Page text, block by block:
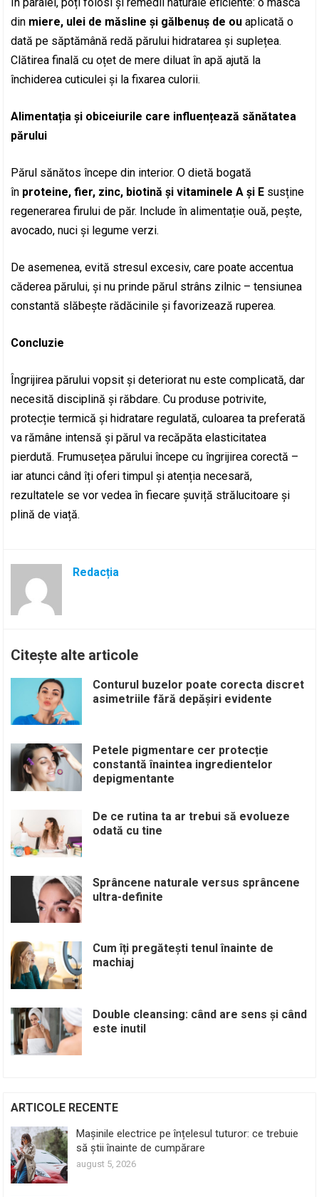
din miere, ulei de măsline și gălbenuș de ou aplicată o
dată pe săptămână redă părului hidratarea și suplețea.
Clătirea finală cu oțet de mere diluat în apă ajută la
închiderea cuticulei și la fixarea culorii.
Alimentația și obiceiurile care influențează sănătatea
părului
Părul sănătos începe din interior. O dietă bogată
în proteine, fier, zinc, biotină și vitaminele A și E susține
regenerarea firului de păr. Include în alimentație ouă, pește,
avocado, nuci și legume verzi.
De asemenea, evită stresul excesiv, care poate accentua
căderea părului, și nu prinde părul strâns zilnic – tensiunea
constantă slăbește rădăcinile și favorizează ruperea.
Concluzie
Îngrijirea părului vopsit și deteriorat nu este complicată, dar
necesită disciplină și răbdare. Cu produse potrivite,
protecție termică și hidratare regulată, culoarea ta preferată
va rămâne intensă și părul va recăpăta elasticitatea
pierdută. Frumusețea părului începe cu îngrijirea corectă –
iar atunci când îți oferi timpul și atenția necesară,
rezultatele se vor vedea în fiecare șuviță strălucitoare și
plină de viață.
Redacția
Citește alte articole
Conturul buzelor poate corecta discret
asimetriile fără depășiri evidente
Petele pigmentare cer protecție
constantă înaintea ingredientelor
depigmentante
De ce rutina ta ar trebui să evolueze
odată cu tine
Sprâncene naturale versus sprâncene
ultra-definite
Cum îți pregătești tenul înainte de
machiaj
Double cleansing: când are sens și când
este inutil
ARTICOLE RECENTE
Mașinile electrice pe înțelesul tuturor: ce trebuie
să știi înainte de cumpărare
august 5, 2026